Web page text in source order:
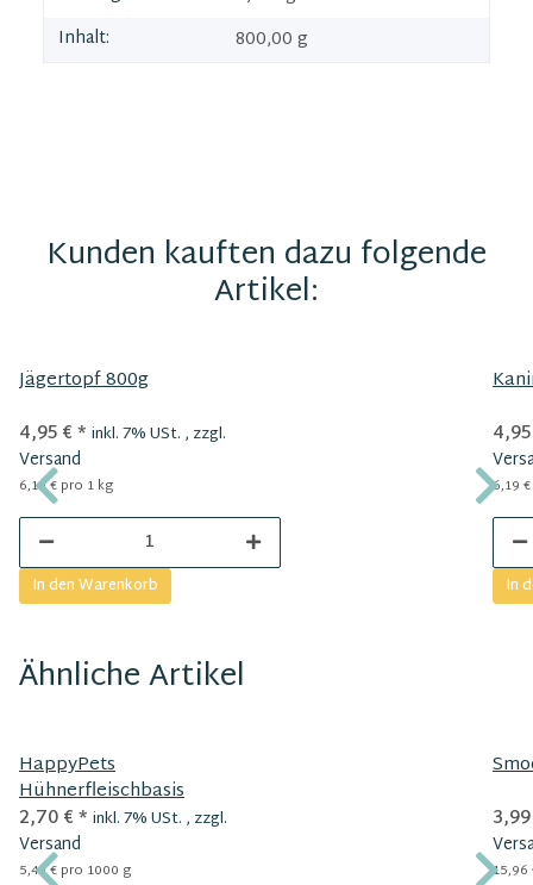
Inhalt:
800,00 g
Kunden kauften dazu folgende
Artikel:
Jägertopf 800g
4,95 €* inkl. 7% USt. , zzgl.
Versand
6,19 € pro 1 kg
In den Warenkorb
6,19
In
Ähnliche Artikel
HappyPets
Hühnerfleischbasis
2,70 €* inkl. 7% USt. , zzgl.
Versand
5,40 € pro 1000 g